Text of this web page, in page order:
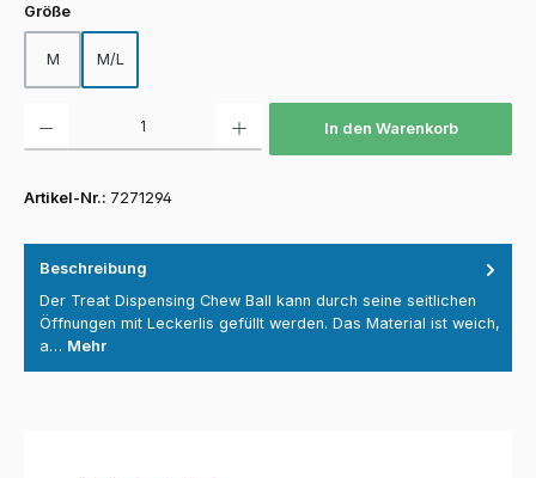
Größeauswählen
M M/L
In den Warenkorb
Artikel-Nr.: 7271294
Beschreibung
Der Treat Dispensing Chew Ball kann durch seine seitlichen
Öffnungen mit Leckerlis gefüllt werden. Das Material ist weich,
a… Mehr